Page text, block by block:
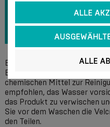
Es wird empfohlen, bei einer
Bleiche von Hand in einer
chemischen Mittel zur
empfohlen, das Wasser
das Produkt zu verwischen
Sie vor dem Waschen die
den Teilen.
ALLE
ALLE